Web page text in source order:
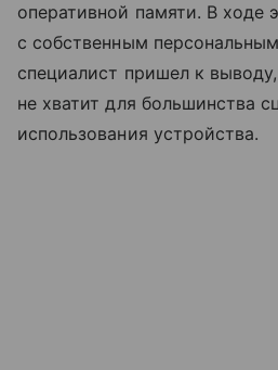
оперативной памяти. В ходе
с собственным
специалист пришел к выводу,
не хватит для большинства
использования устройства.